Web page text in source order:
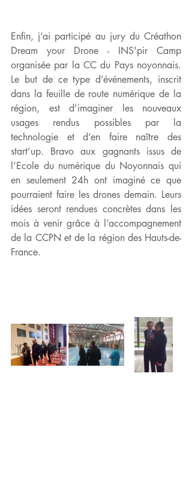
Enfin, j’ai participé au jury du Créathon
Dream your Drone - INS'pir Camp
organisée par la CC du Pays noyonnais.
Le but de ce type d’événements, inscrit
dans la feuille de route numérique de la
région, est d’imaginer les nouveaux
usages rendus possibles par la
technologie et d’en faire naître des
start’up. Bravo aux gagnants issus de
l’Ecole du numérique du Noyonnais qui
en seulement 24h ont imaginé ce que
pourraient faire les drones demain. Leurs
idées seront rendues concrètes dans les
mois à venir grâce à l’accompagnement
de la CCPN et de la région des Hauts-de-
France.